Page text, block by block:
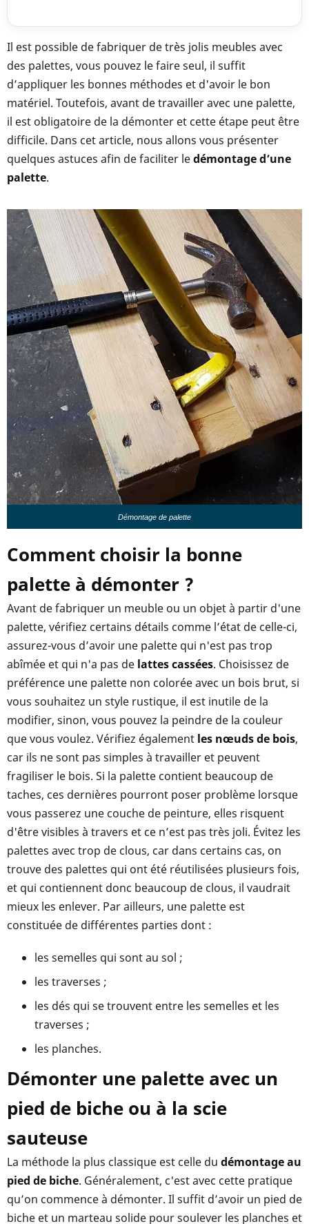
Il est possible de fabriquer de très jolis meubles avec
des palettes, vous pouvez le faire seul, il suffit
d’appliquer les bonnes méthodes et d'avoir le bon
matériel. Toutefois, avant de travailler avec une palette,
il est obligatoire de la démonter et cette étape peut être
difficile. Dans cet article, nous allons vous présenter
quelques astuces afin de faciliter ledémontage d’une
palette.
Démontage de palette
Comment choisir la bonne
palette à démonter ?
Avant de fabriquer un meuble ou un objet à partir d'une
palette, vérifiez certains détails comme l’état de celle-ci,
assurez-vous d’avoir une palette qui n'est pas trop
abîmée et qui n'a pas de lattes cassées. Choisissez de
préférence une palette non colorée avec un bois brut, si
vous souhaitez un style rustique, il est inutile de la
modifier, sinon, vous pouvez la peindre de la couleur
que vous voulez. Vérifiez également les nœuds de bois,
car ils ne sont pas simples à travailler et peuvent
fragiliser le bois. Si la palette contient beaucoup de
taches, ces dernières pourront poser problème lorsque
vous passerez une couche de peinture, elles risquent
d'être visibles à travers et ce n’est pas très joli. Évitez les
palettes avec trop de clous, car dans certains cas, on
trouve des palettes qui ont été réutilisées plusieurs fois,
et qui contiennent donc beaucoup de clous, il vaudrait
mieux les enlever. Par ailleurs, une palette est
constituée de différentes parties dont :
les semelles qui sont au sol ;
les traverses ;
les dés qui se trouvent entre les semelles et les
traverses ;
les planches.
Démonter une palette avec un
pied de biche ou à la scie
sauteuse
La méthode la plus classique est celle du démontage au
pied de biche. Généralement, c'est avec cette pratique
qu’on commence à démonter. Il suffit d’avoir un pied de
biche et un marteau solide pour soulever les planches et